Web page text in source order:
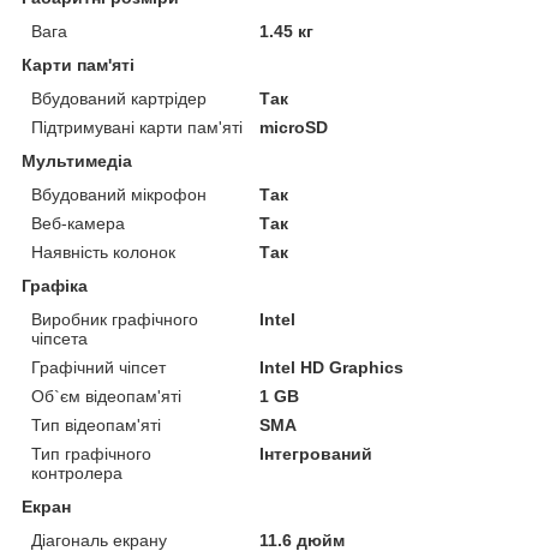
Вага
1.45 кг
Карти пам'яті
Вбудований картрідер
Так
Підтримувані карти пам'яті
microSD
Мультимедіа
Вбудований мікрофон
Так
Веб-камера
Так
Наявність колонок
Так
Графіка
Виробник графічного
чіпсета
Intel
Графічний чіпсет
Intel HD Graphics
Об`єм відеопам'яті
1 GB
Тип відеопам'яті
SMA
Тип графічного
контролера
Інтегрований
Екран
Діагональ екрану
11.6 дюйм